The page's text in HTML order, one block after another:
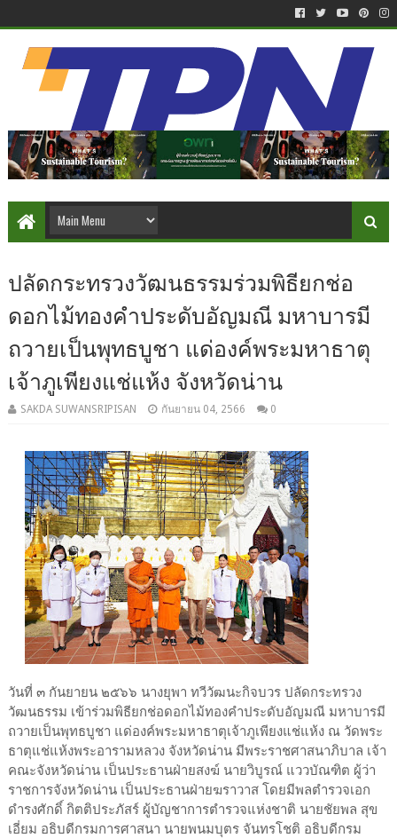
ปลัดกระทรวงวัฒนธรรมร่วมพิธียกช่อ
ดอกไม้ทองคำประดับอัญมณี มหาบารมี
ถวายเป็นพุทธบูชา แด่องค์พระมหาธาตุ
เจ้าภูเพียงแช่แห้ง จังหวัดน่าน
SAKDA SUWANSRIPISAN กันยายน 04, 2566 0
วันที่ ๓ กันยายน ๒๕๖๖ นางยุพา ทวีวัฒนะกิจบวร ปลัดกระทรวง
วัฒนธรรม เข้าร่วมพิธียกช่อดอกไม้ทองคำประดับอัญมณี มหาบารมี
ถวายเป็นพุทธบูชา แด่องค์พระมหาธาตุเจ้าภูเพียงแช่แห้ง ณ วัดพระ
ธาตุแช่แห้งพระอารามหลวง จังหวัดน่าน มีพระราชศาสนาภิบาล เจ้า
คณะจังหวัดน่าน เป็นประธานฝ่ายสงฆ์ นายวิบูรณ์ แววบัณฑิต ผู้ว่า
ราชการจังหวัดน่าน เป็นประธานฝ่ายฆราวาส โดยมีพลตํารวจเอก
ดํารงศักดิ์ กิตติประภัสร์ ผู้บัญชาการตำรวจแห่งชาติ นายชัยพล สุข
เอี่ยม อธิบดีกรมการศาสนา นายพนมบุตร จันทรโชติ อธิบดีกรม